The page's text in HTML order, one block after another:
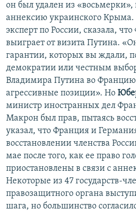
он был удален из «восьмерки»,
аннексию украинского Крыма.
эксперт по России, сказала,
выиграет от визита Путина.
гарантии, которых вы ждали,
демократии или честным
Владимира Путина во Францию
агрессивные позиции». Но
министр иностранных дел
Макрон был прав, пытаясь
указал, что Франция и
восстановлении членства
мае после того, как ее право
приостановлены в связи с
Некоторые из 47 государств-
правозащитного органа
шага, но большинство